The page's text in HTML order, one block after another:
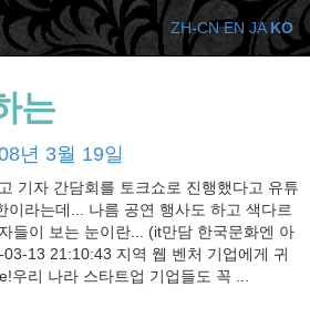
는
년 3월 19일
기자 간담회를 토크쇼로 진행했다고 유튜
이라는데... 나름 공연 행사도 하고 색다르
들이 보는 눈이란... (it만담 한국문화엔 아
13 21:10:43 지역 웹 벤처 기업에게 귀
우리 나라 스타트업 기업들도 꼭 ...
ZH-CN EN JA KO